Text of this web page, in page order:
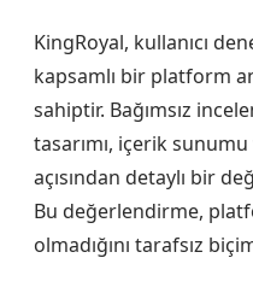
KingRoyal, kullanıcı
kapsamlı bir platform
sahiptir. Bağımsız
tasarımı, içerik
açısından detaylı bir
Bu değerlendirme,
olmadığını tarafsız